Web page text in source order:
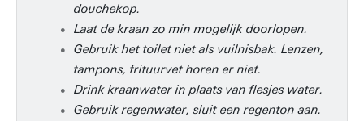
douchekop.
Laat de kraan zo min mogelijk doorlopen.
Gebruik het toilet niet als vuilnisbak. Lenzen,
tampons, frituurvet horen er niet.
Drink kraanwater in plaats van flesjes water.
Gebruik regenwater, sluit een regenton aan.